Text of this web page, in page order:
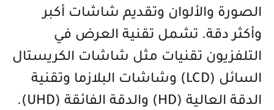
الصورة والألوان وتقديم شاشات أكبر
وأكثر دقة. تشمل تقنية العرض في
التلفزيون تقنيات مثل شاشات الكريستال
السائل (LCD) وشاشات البلازما وتقنية
الدقة العالية (HD) والدقة الفائقة (UHD).